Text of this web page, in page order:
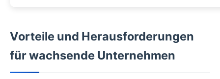
Vorteile und Herausforderungen
für wachsende Unternehmen